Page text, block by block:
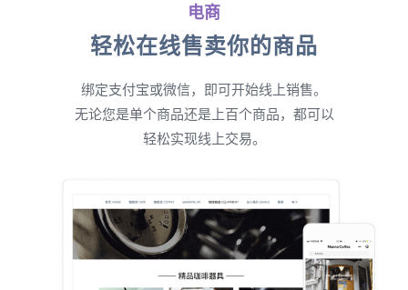
电商
轻松在线售卖你的商品
绑定支付宝或微信，即可开始线上销售。
无论您是单个商品还是上百个商品，都可以
轻松实现线上交易。